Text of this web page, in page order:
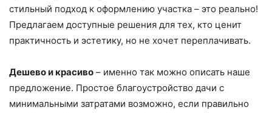
стильный подход к оформлению участка – это реально!
Предлагаем доступные решения для тех, кто ценит
практичность и эстетику, но не хочет переплачивать.
Дешево и красиво – именно так можно описать наше
предложение. Простое благоустройство дачи с
минимальными затратами возможно, если правильно